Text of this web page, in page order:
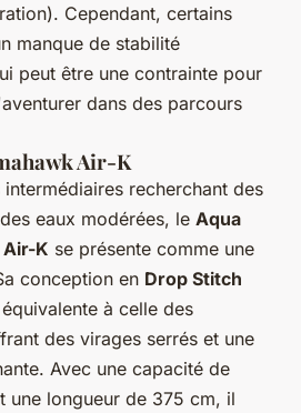
Cependant, certains
manque de stabilité
peut être une contrainte pour
dans des parcours
Air-K
recherchant des
eaux modérées, le Aqua
Air-K se présente comme une
conception en Drop Stitch
à celle des
des virages serrés et une
Avec une capacité de
une longueur de 375 cm, il